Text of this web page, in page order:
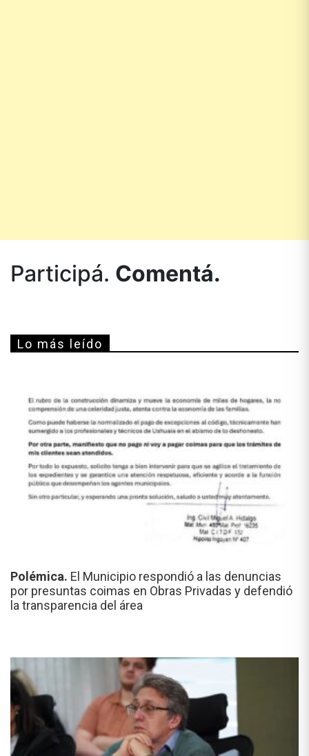
Participá. Comentá.
Lo más leído
Polémica. El Municipio respondió a las denuncias
por presuntas coimas en Obras Privadas y defendió
la transparencia del área